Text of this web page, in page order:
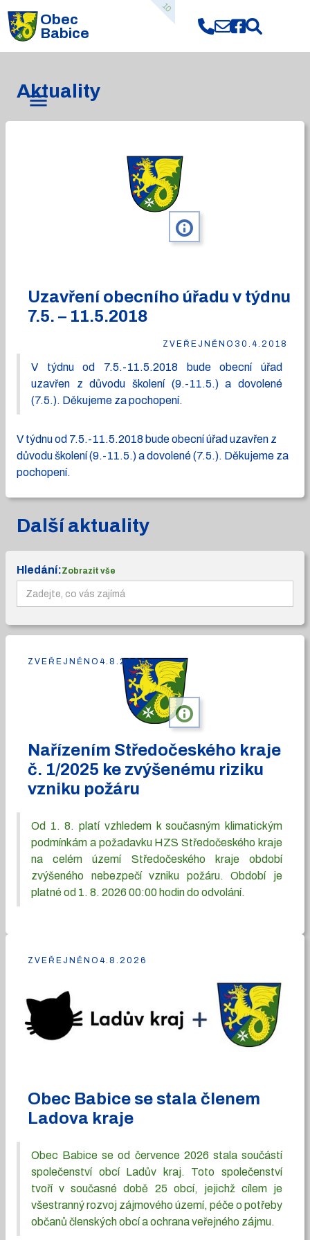
Obec
Babice
10
Aktuality
info
Uzavření obecního úřadu v týdnu
7.5. – 11.5.2018
ZVEŘEJNĚNO 30.4.2018
V týdnu od 7.5.-11.5.2018 bude obecní úřad
uzavřen z důvodu školení (9.-11.5.) a dovolené
(7.5.). Děkujeme za pochopení.
V týdnu od 7.5.-11.5.2018 bude obecní úřad uzavřen z
důvodu školení (9.-11.5.) a dovolené (7.5.). Děkujeme za
pochopení.
Další aktuality
Hledání:Zobrazit vše
info
Nařízením Středočeského kraje
č. 1/2025 ke zvýšenému riziku
vzniku požáru
Od 1. 8. platí vzhledem k současným klimatickým
podmínkám a požadavku HZS Středočeského kraje
na celém území Středočeského kraje období
zvýšeného nebezpečí vzniku požáru. Období je
platné od 1. 8. 2026 00:00 hodin do odvolání.
ZVEŘEJNĚNO 4.8.2026
Obec Babice se stala členem
Ladova kraje
Obec Babice se od července 2026 stala součástí
společenství obcí Ladův kraj. Toto společenství
tvoří v současné době 25 obcí, jejichž cílem je
všestranný rozvoj zájmového území, péče o potřeby
občanů členských obcí a ochrana veřejného zájmu.
ZVEŘEJNĚNO 4.8.2026